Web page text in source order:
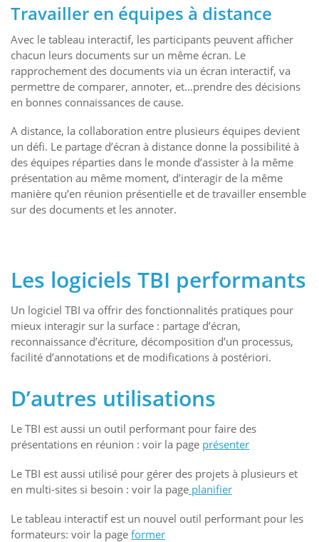
Travailler en équipes à distance
Avec le tableau interactif, les participants peuvent afficher
chacun leurs documents sur un même écran. Le
rapprochement des documents via un écran interactif, va
permettre de comparer, annoter, et…prendre des décisions
en bonnes connaissances de cause.
A distance, la collaboration entre plusieurs équipes devient
un défi. Le partage d’écran à distance donne la possibilité à
des équipes réparties dans le monde d’assister à la même
présentation au même moment, d’interagir de la même
manière qu’en réunion présentielle et de travailler ensemble
sur des documents et les annoter.
Les logiciels TBI performants
Un logiciel TBI va offrir des fonctionnalités pratiques pour
mieux interagir sur la surface : partage d’écran,
reconnaissance d’écriture, décomposition d’un processus,
facilité d’annotations et de modifications à postériori.
D’autres utilisations
Le TBI est aussi un outil performant pour faire des
présentations en réunion : voir la page présenter
Le TBI est aussi utilisé pour gérer des projets à plusieurs et
en multi-sites si besoin : voir la page planifier
Le tableau interactif est un nouvel outil performant pour les
formateurs: voir la page former